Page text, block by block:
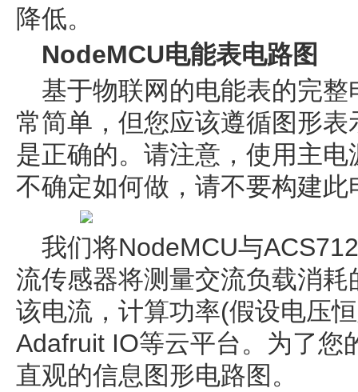
降低。
NodeMCU电能表电路图
基于物联网的电能表的完
常简单，但您应该遵循图形
是正确的。请注意，使用主
不确定如何做，请不要构建此
我们将NodeMCU与
流传感器将测量交流负载消
该电流，计算功率(假设电压
Adafruit IO等云平台。为了您
直观的信息图形电路图。